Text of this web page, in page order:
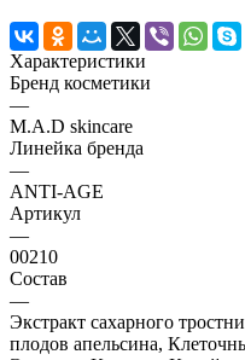
Характеристики
Бренд косметики
—
M.A.D skincare
Линейка бренда
—
ANTI-AGE
Артикул
—
00210
Состав
—
Экстракт сахарного
плодов апельсина,